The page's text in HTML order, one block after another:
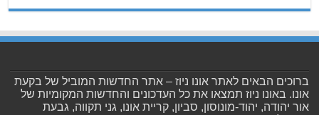
ברוכים הבאים לאתר אונו ניוז – אתר החדשות המוביל של בקעת
אונו. באונו ניוז תמצאו את כל העדכונים והחדשות המקומיות של
אור יהודה, יהוד-מונוסון, סביון, קריית אונו, גני תקווה, גבעת